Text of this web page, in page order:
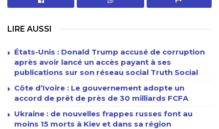
LIRE AUSSI
États-Unis : Donald Trump accusé de corruption
après avoir lancé un accès payant à ses
publications sur son réseau social Truth Social
Côte d’Ivoire : Le gouvernement adopte un
accord de prêt de près de 30 milliards FCFA
Ukraine : de nouvelles frappes russes font au
moins 15 morts à Kiev et dans sa région